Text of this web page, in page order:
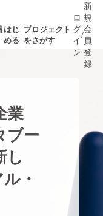
はじ
める
プロジェクト
をさがす
了が近いプ
クト
ゲーム・
ロ
グ
イ
ン
/
新
規
会
員
登
録
業
ブー
し
・